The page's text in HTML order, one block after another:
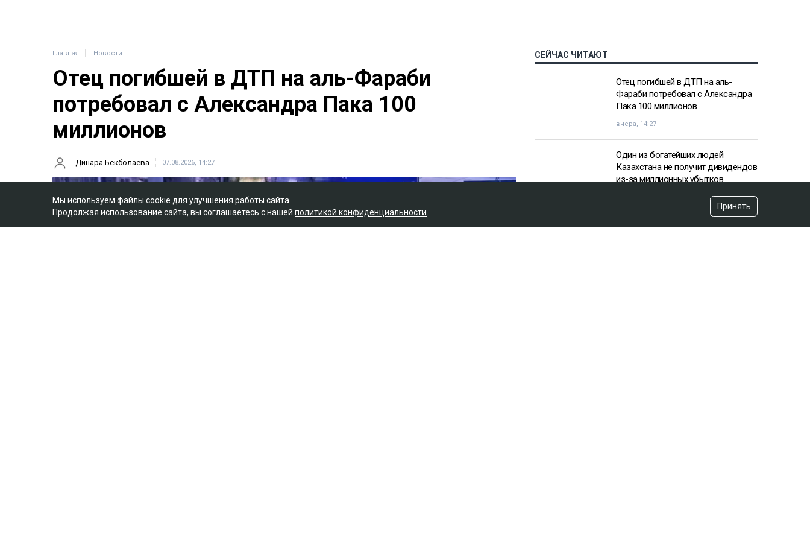
Главная Новости
Отец погибшей в ДТП на аль-Фараби
потребовал с Александра Пака 100
миллионов
Динара Бекболаева 07.08.2026, 14:27
СЕЙЧАС ЧИТАЮТ
Отец погибшей в ДТП на аль-
Фараби потребовал с Александра
Пака 100 миллионов
вчера, 14:27
Один из богатейших людей
Казахстана не получит дивидендов
из-за миллионных убытков
«Пивной король» Тохтар Тулешов
Мы используем файлы cookie для улучшения работы сайта.
Продолжая использование сайта, вы соглашаетесь с нашей политикой конфиденциальности
Принять